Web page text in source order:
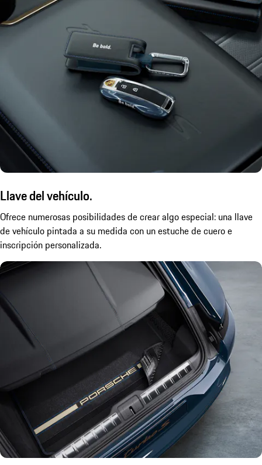
Llave del vehículo.
Ofrece numerosas posibilidades de crear algo especial: una llave
de vehículo pintada a su medida con un estuche de cuero e
inscripción personalizada.